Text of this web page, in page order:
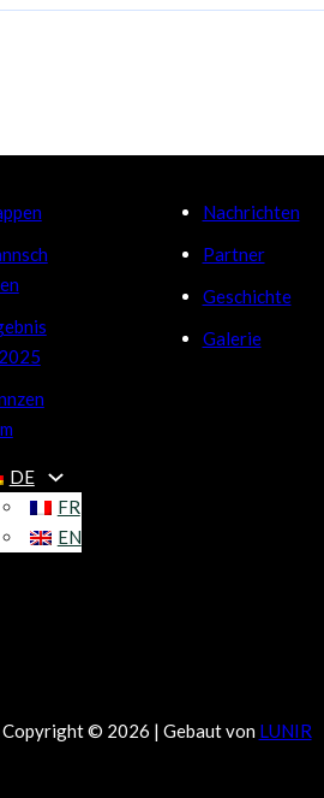
DE
FR
EN
Nachrichten
Partner
Geschichte
Galerie
Copyright © 2026 | Gebaut von LUNIR